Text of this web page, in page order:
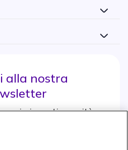
alla nostra
sconti e novità